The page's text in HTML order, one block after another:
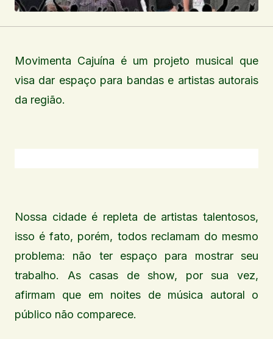
Movimenta Cajuína é um projeto musical que
visa dar espaço para bandas e artistas autorais
da região.
Nossa cidade é repleta de artistas talentosos,
isso é fato, porém, todos reclamam do mesmo
problema: não ter espaço para mostrar seu
trabalho. As casas de show, por sua vez,
afirmam que em noites de música autoral o
público não comparece.